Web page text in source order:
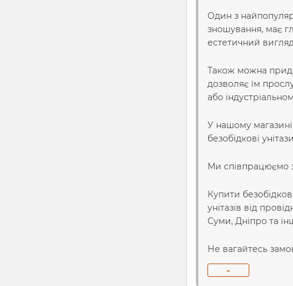
Один з
зношування, має
естетичний
Також можна
дозволяє їм
або
У нашому магазині
безобідкові
Ми співпрацюємо
Купити
унітазів від
Суми, Дніпро та
Не вагайтесь
-